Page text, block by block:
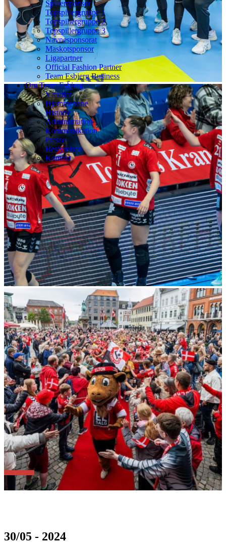
Spillersponsor
Topspillergruppe 1
Topspillergruppe 2
Topspillergruppe 3
Navnesponsorat
Maskotsponsor
Ligapartner
Official Fashion Partner
Team Esbjerg Business
Om Team Esbjerg
Værdier
Hjemmebane
Historie
Administration
Kommunikation
Presse
Bestyrelsen
Kontakt
30/05 - 2024